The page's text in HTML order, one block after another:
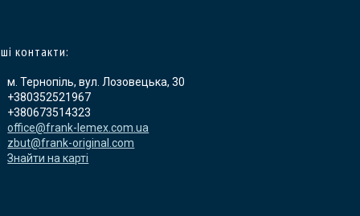
контакти:
м. Тернопіль, вул. Лозовецька, 30
+380352521967
+380673514323
office@frank-lemex.com.ua
zbut@frank-original.com
Знайти на карті